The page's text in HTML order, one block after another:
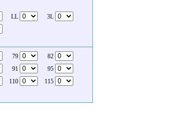
LL
3L
79
82
91
95
110
115